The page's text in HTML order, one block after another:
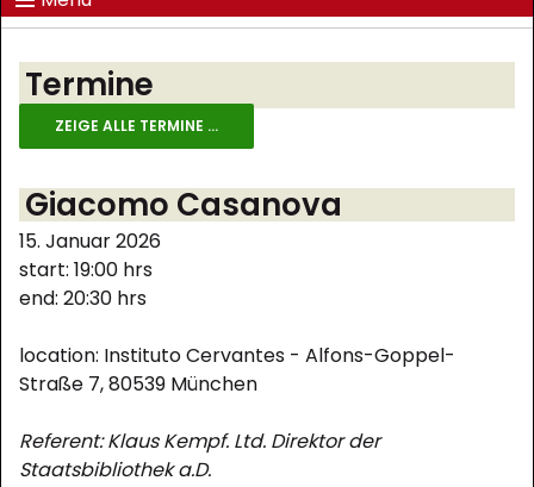
Termine
ZEIGE ALLE TERMINE ...
Giacomo Casanova
15. Januar 2026
start: 19:00 hrs
end: 20:30 hrs
location: Instituto Cervantes - Alfons-Goppel-
Straße 7, 80539 München
Referent: Klaus Kempf. Ltd. Direktor der
Staatsbibliothek a.D.